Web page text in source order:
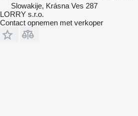
Slowakije, Krásna Ves 287
LORRY s.r.o.
Contact opnemen met verkoper